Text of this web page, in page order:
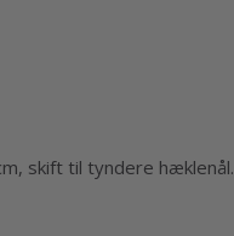
skift til tyndere hæklenål.